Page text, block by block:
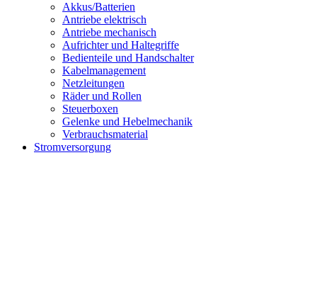
Akkus/Batterien
Antriebe elektrisch
Antriebe mechanisch
Aufrichter und Haltegriffe
Bedienteile und Handschalter
Kabelmanagement
Netzleitungen
Räder und Rollen
Steuerboxen
Gelenke und Hebelmechanik
Verbrauchsmaterial
Stromversorgung